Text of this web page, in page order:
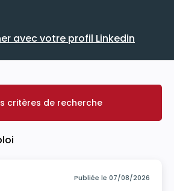
Rechercher avec votre
avec votre profil Linkedin
Vos critères de recherche
critères de recherche
Publiée le 07/08/2026